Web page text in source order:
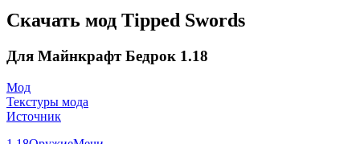
Скачать мод Tipped Swords
Для Майнкрафт Бедрок 1.18
Мод
Текстуры мода
Источник